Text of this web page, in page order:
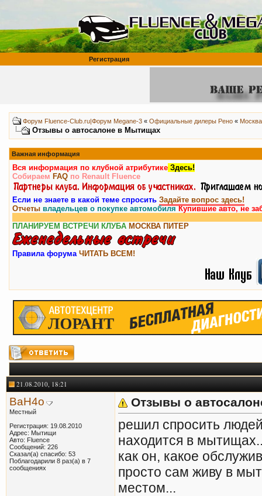
Регистрация
Форум Fluence-Club.ru|Форум Megane-3 « Официальные дилеры Рено «
Отзывы о автосалоне в Мытищах
Важная информация
Вся информация по клубной атрибутике Здесь!
Собираем FAQ по Renault Fluence
Если не знаете в какой теме спросить Задайте вопрос здесь!
Отчеты владельцев о покупке автомобиляКупившие авто, не
ПЛАНИРУЕМ ВСТРЕЧИ КЛУБА МОСКВА ПИТЕР
Правила форума ЧИТАТЬ ВСЕМ!
21.08.2010, 18:21
BaH4o
Местный
Регистрация: 19.08.2010
Адрес: Мытищи
Авто: Fluence
Сообщений: 226
Сказал(а) спасибо: 53
Поблагодарили 8 раз(а) в 7
сообщениях
Отзывы о
решил спросить
находится в
как он, какое
просто сам живу в
местом...